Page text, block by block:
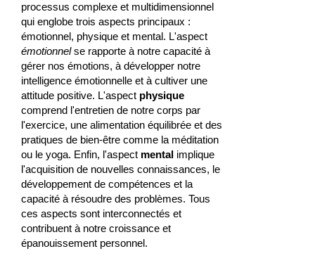
processus complexe et multidimensionnel
qui englobe trois aspects principaux :
émotionnel, physique et mental. L'aspect
émotionnelse rapporte à notre capacité à
gérer nos émotions, à développer notre
intelligence émotionnelle et à cultiver une
attitude positive. L'aspect physique
comprend l'entretien de notre corps par
l'exercice, une alimentation équilibrée et des
pratiques de bien-être comme la méditation
ou le yoga. Enfin, l'aspect mentalimplique
l'acquisition de nouvelles connaissances, le
développement de compétences et la
capacité à résoudre des problèmes. Tous
ces aspects sont interconnectés et
contribuent à notre croissance et
épanouissement personnel.